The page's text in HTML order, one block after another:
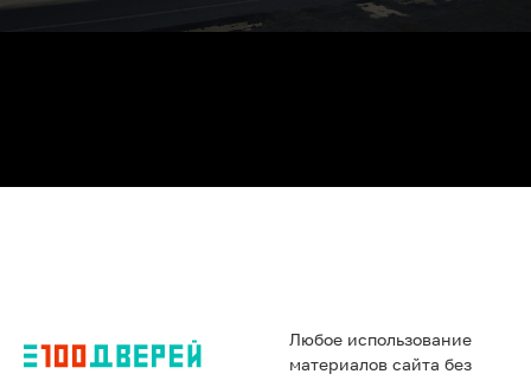
Любое использование
материалов сайта без